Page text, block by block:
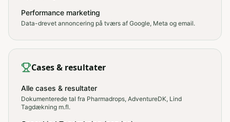
Performance marketing
Data-drevet annoncering på tværs af Google, Meta og email.
Cases & resultater
Alle cases & resultater
Dokumenterede tal fra Pharmadrops, AdventureDK, Lind
Tagdækning m.fl.